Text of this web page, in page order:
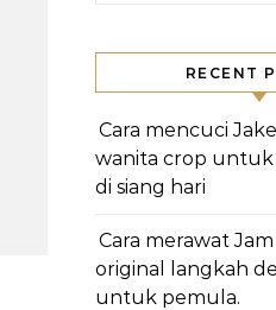
RECENT
Cara mencuci
wanita crop untuk
di siang hari
Cara merawat
original langkah
untuk pemula.